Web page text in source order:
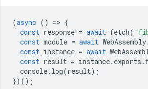
(async () => {
const response = await fetch(
const module = await WebAssembly.
const instance = await
const result = instance. exports .
console. log(result);
})();